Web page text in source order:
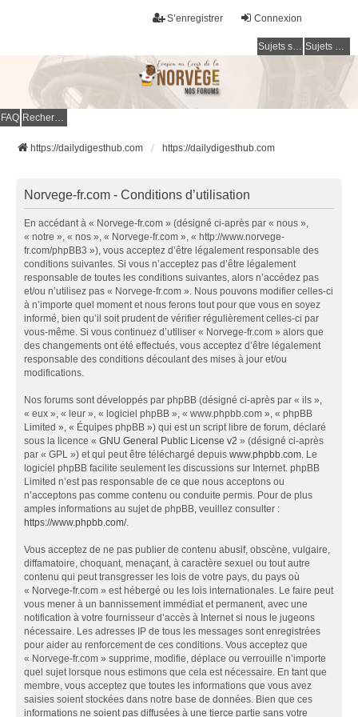
Connexion
S’enregistrer
Sujets sans réponse Sujets actifs
FAQ Rechercher
https://dailydigesthub.com https://dailydigesthub.com
Norvege-fr.com - Conditions d’utilisation
En accédant à « Norvege-fr.com » (désigné ci-après par « nous »,
« notre », « nos », « Norvege-fr.com », « http://www.norvege-
fr.com/phpBB3 »), vous acceptez d’être légalement responsable des
conditions suivantes. Si vous n’acceptez pas d’être légalement
responsable de toutes les conditions suivantes, alors n’accédez pas
et/ou n’utilisez pas « Norvege-fr.com ». Nous pouvons modifier celles-ci
à n’importe quel moment et nous ferons tout pour que vous en soyez
informé, bien qu’il soit prudent de vérifier régulièrement celles-ci par
vous-même. Si vous continuez d’utiliser « Norvege-fr.com » alors que
des changements ont été effectués, vous acceptez d’être légalement
responsable des conditions découlant des mises à jour et/ou
modifications.
Nos forums sont développés par phpBB (désigné ci-après par « ils »,
« eux », « leur », « logiciel phpBB », « www.phpbb.com », « phpBB
Limited », « Équipes phpBB ») qui est un script libre de forum, déclaré
sous la licence « GNU General Public License v2 » (désigné ci-après
par « GPL ») et qui peut être téléchargé depuis www.phpbb.com. Le
logiciel phpBB facilite seulement les discussions sur Internet. phpBB
Limited n’est pas responsable de ce que nous acceptons ou
n’acceptons pas comme contenu ou conduite permis. Pour de plus
amples informations au sujet de phpBB, veuillez consulter :
https://www.phpbb.com/.
Vous acceptez de ne pas publier de contenu abusif, obscène, vulgaire,
diffamatoire, choquant, menaçant, à caractère sexuel ou tout autre
contenu qui peut transgresser les lois de votre pays, du pays où
« Norvege-fr.com » est hébergé ou les lois internationales. Le faire peut
vous mener à un bannissement immédiat et permanent, avec une
notification à votre fournisseur d’accès à Internet si nous le jugeons
nécessaire. Les adresses IP de tous les messages sont enregistrées
pour aider au renforcement de ces conditions. Vous acceptez que
« Norvege-fr.com » supprime, modifie, déplace ou verrouille n’importe
quel sujet lorsque nous estimons que cela est nécessaire. En tant que
membre, vous acceptez que toutes les informations que vous avez
saisies soient stockées dans notre base de données. Bien que ces
informations ne soient pas diffusées à une tierce partie sans votre